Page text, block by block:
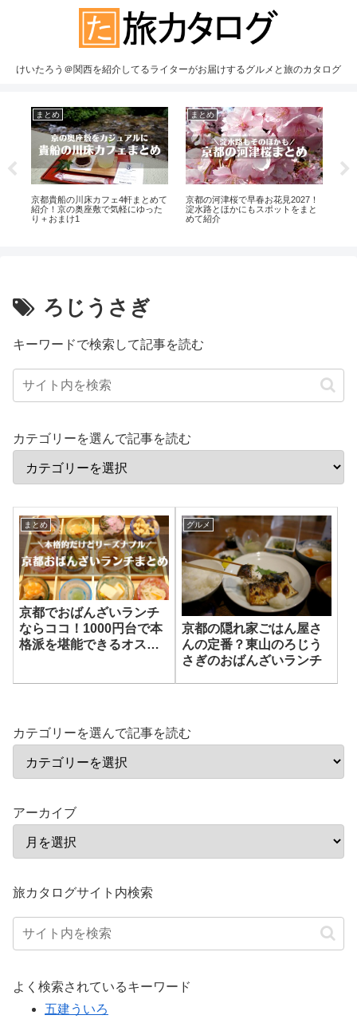
けいたろう＠関西を紹介してるライターがお届けするグルメと旅のカタログ
まとめ
京都貴船の川床カフェ4軒まとめて
紹介！京の奥座敷で気軽にゆった
り＋おまけ1
まとめ
京都の河津桜で早春お花見2027！
淀水路とほかにもスポットをまと
めて紹介
ろじうさぎ
キーワードで検索して記事を読む
カテゴリーを選んで記事を読む
まとめ
京都でおばんざいランチ
ならココ！1000円台で本
格派を堪能できるオスス
グルメ
京都の隠れ家ごはん屋さ
んの定番？東山のろじう
さぎのおばんざいランチ
カテゴリーを選んで記事を読む
アーカイブ
旅カタログサイト内検索
よく検索されているキーワード
五建ういろ